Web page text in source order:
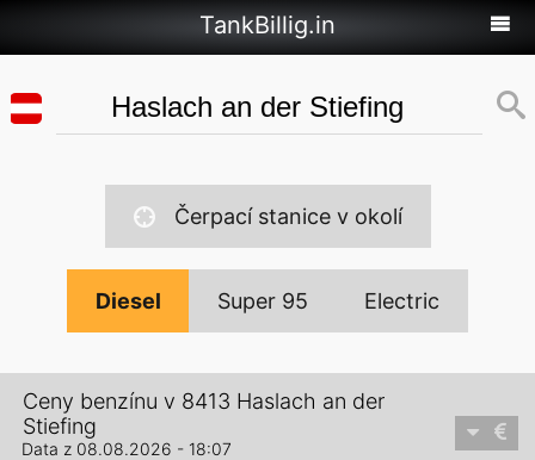
TankBillig.in
Čerpací stanice v okolí
Diesel Super 95 Electric
Ceny benzínu v 8413 Haslach an der
Stiefing
Data z 08.08.2026 - 18:07